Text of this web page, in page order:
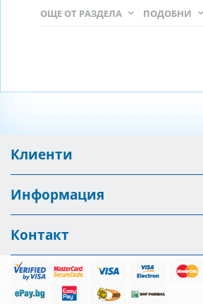
ПОДОБНИ
ОЩЕ ОТ РАЗДЕЛА
Клиенти
Информация
Контакт